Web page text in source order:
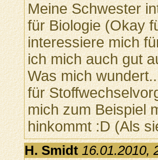
Meine Schwester
für Biologie (Okay
interessiere mich
ich mich auch gut
Was mich
für
mich zum Beispiel
hinkommt :D (Als
H. Smidt 16.01.2010,